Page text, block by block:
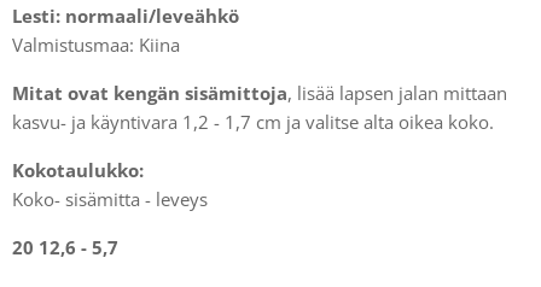
Lesti: normaali/leveähkö
Valmistusmaa: Kiina
Mitat ovat kengän sisämittoja, lisää lapsen jalan mittaan
kasvu- ja käyntivara 1,2 - 1,7 cm ja valitse alta oikea koko.
Kokotaulukko:
Koko- sisämitta - leveys
20 12,6 - 5,7